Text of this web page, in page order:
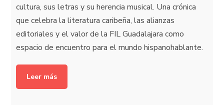
cultura, sus letras y su herencia musical. Una crónica
que celebra la literatura caribeña, las alianzas
editoriales y el valor de la FIL Guadalajara como
espacio de encuentro para el mundo hispanohablante.
Leer más